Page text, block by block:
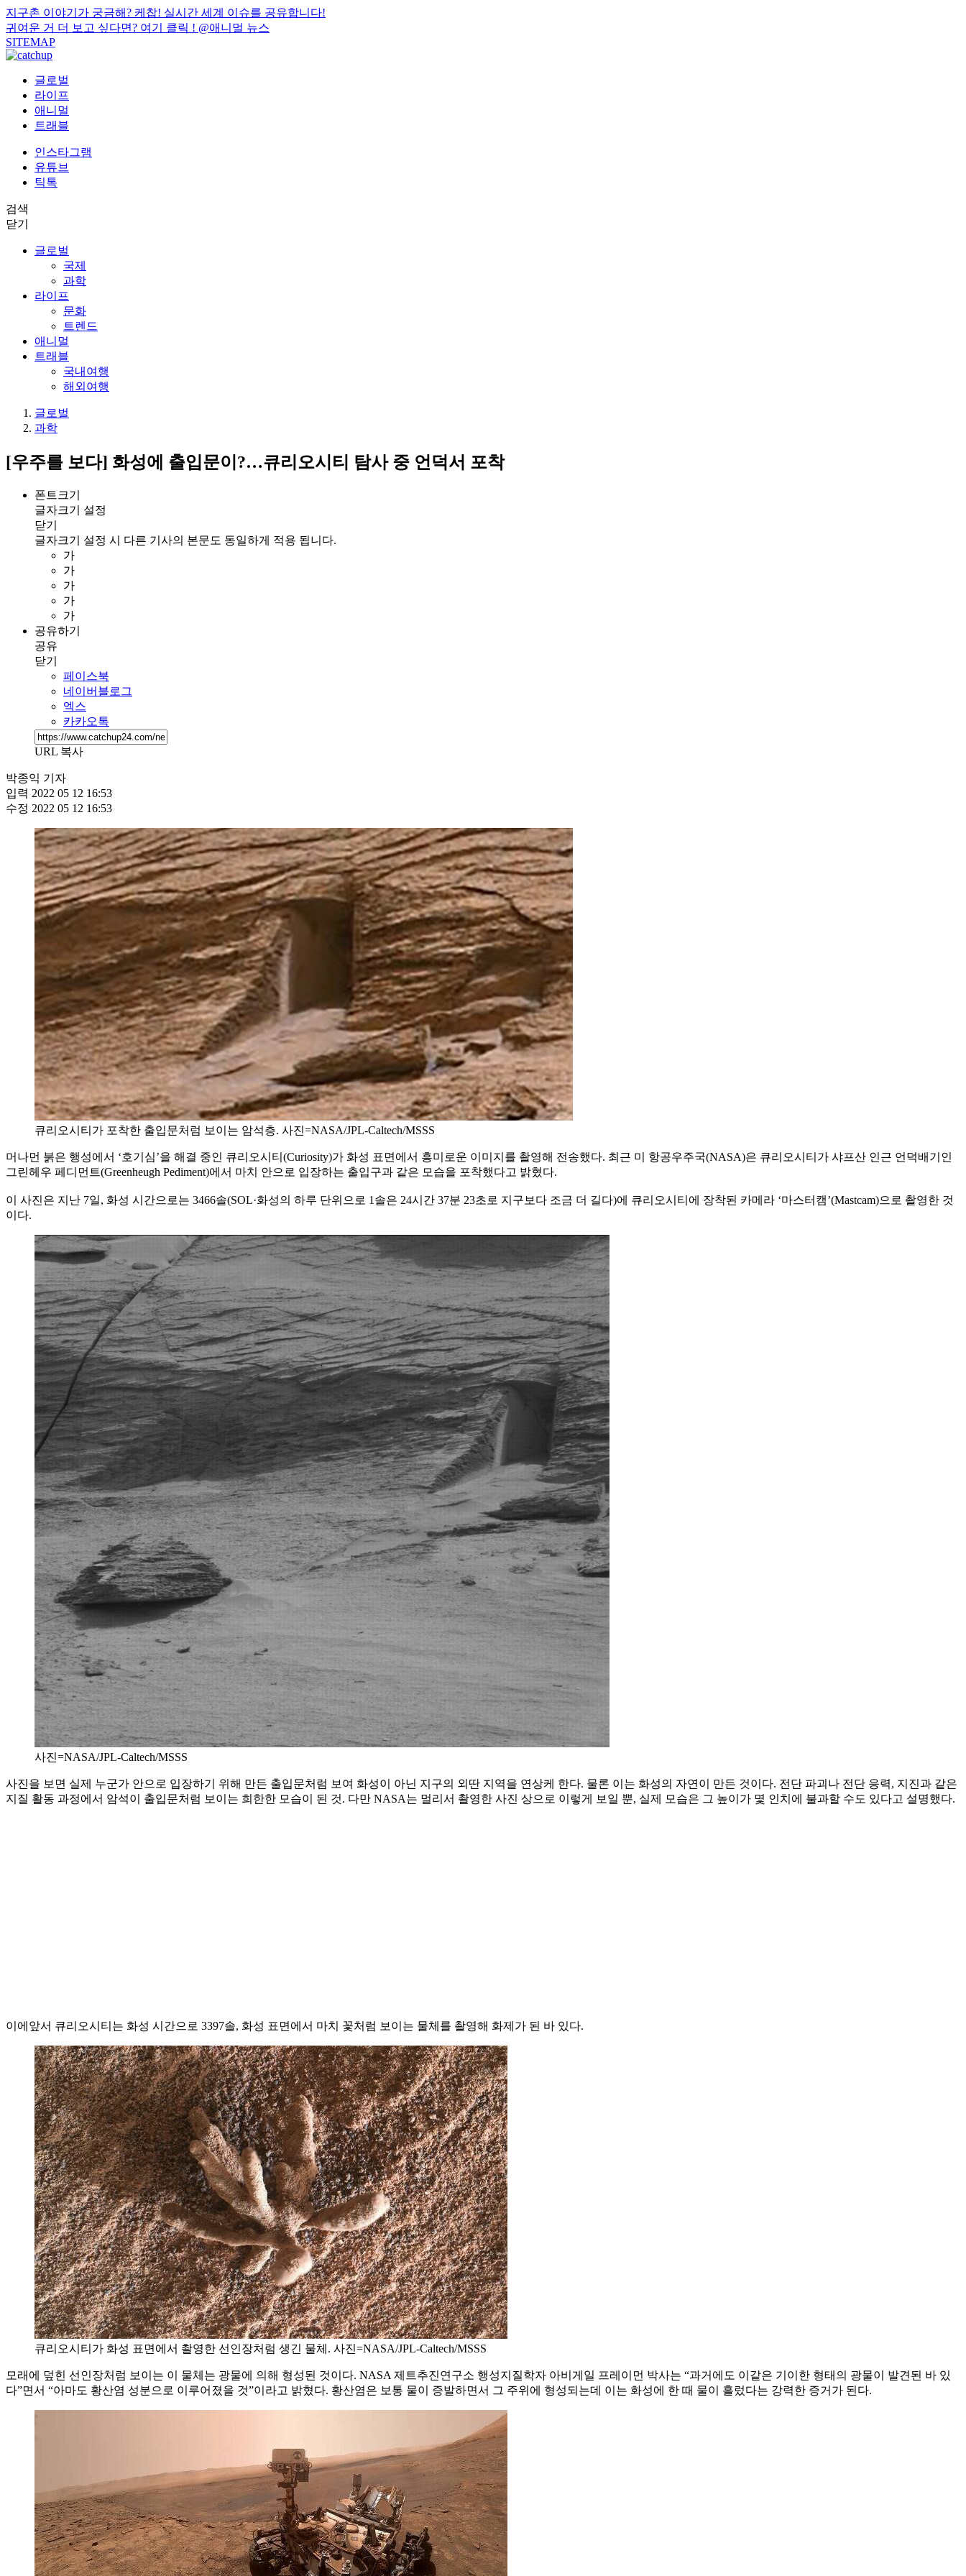
지구촌 이야기가 궁금해? 케찹! 실시간 세계 이슈를 공유합니다!
귀여운 거 더 보고 싶다면? 여기 클릭 ! @애니멀 뉴스
SITEMAP
글로벌
라이프
애니멀
트래블
인스타그램
유튜브
틱톡
검색
닫기
글로벌
국제
과학
라이프
문화
트렌드
애니멀
트래블
국내여행
해외여행
글로벌
과학
[우주를 보다] 화성에 출입문이?…큐리오시티 탐사 중 언덕서 포착
폰트크기
글자크기 설정
닫기
글자크기 설정 시 다른 기사의 본문도 동일하게 적용 됩니다.
가
가
가
가
가
공유하기
공유
닫기
페이스북
네이버블로그
엑스
카카오톡
URL 복사
박종익 기자
입력 2022 05 12 16:53
수정 2022 05 12 16:53
큐리오시티가 포착한 출입문처럼 보이는 암석층. 사진=NASA/JPL-Caltech/MSSS
머나먼 붉은 행성에서 ‘호기심’을 해결 중인 큐리오시티(Curiosity)가 화성 표면에서 흥미로운 이미지를 촬영해 전송했다. 최근 미 항공우주국(NASA)은 큐리오시티가 샤프산 인근 언덕배기인
그린헤우 페디먼트(Greenheugh Pediment)에서 마치 안으로 입장하는 출입구과 같은 모습을 포착했다고 밝혔다.
이 사진은 지난 7일, 화성 시간으로는 3466솔(SOL·화성의 하루 단위으로 1솔은 24시간 37분 23초로 지구보다 조금 더 길다)에 큐리오시티에 장착된 카메라 ‘마스터캠’(Mastcam)으로 촬영한 것
이다.
사진=NASA/JPL-Caltech/MSSS
사진을 보면 실제 누군가 안으로 입장하기 위해 만든 출입문처럼 보여 화성이 아닌 지구의 외딴 지역을 연상케 한다. 물론 이는 화성의 자연이 만든 것이다. 전단 파괴나 전단 응력, 지진과 같은
지질 활동 과정에서 암석이 출입문처럼 보이는 희한한 모습이 된 것. 다만 NASA는 멀리서 촬영한 사진 상으로 이렇게 보일 뿐, 실제 모습은 그 높이가 몇 인치에 불과할 수도 있다고 설명했다.
이에앞서 큐리오시티는 화성 시간으로 3397솔, 화성 표면에서 마치 꽃처럼 보이는 물체를 촬영해 화제가 된 바 있다.
큐리오시티가 화성 표면에서 촬영한 선인장처럼 생긴 물체. 사진=NASA/JPL-Caltech/MSSS
모래에 덮힌 선인장처럼 보이는 이 물체는 광물에 의해 형성된 것이다. NASA 제트추진연구소 행성지질학자 아비게일 프레이먼 박사는 “과거에도 이같은 기이한 형태의 광물이 발견된 바 있
다”면서 “아마도 황산염 성분으로 이루어졌을 것”이라고 밝혔다. 황산염은 보통 물이 증발하면서 그 주위에 형성되는데 이는 화성에 한 때 물이 흘렀다는 강력한 증거가 된다.